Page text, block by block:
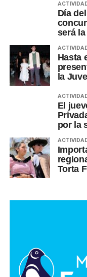
Día
será
Hasta
la
El
por la
Torta